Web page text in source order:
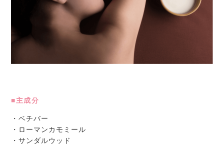
■主成分
・ベチバー
・ローマンカモミール
・サンダルウッド